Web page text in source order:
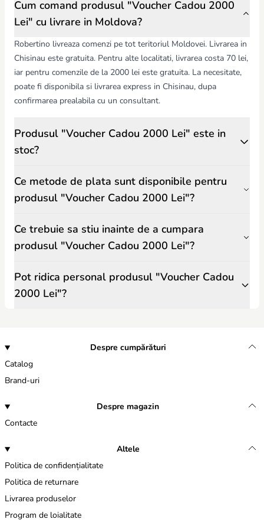
Cum comand produsul "Voucher Cadou 2000
Lei" cu livrare in Moldova?
Robertino livreaza comenzi pe tot teritoriul Moldovei. Livrarea in
Chisinau este gratuita. Pentru alte localitati, livrarea costa 70 lei,
iar pentru comenzile de la 2000 lei este gratuita. La necesitate,
poate fi disponibila si livrarea express in Chisinau, dupa
confirmarea prealabila cu un consultant.
Produsul "Voucher Cadou 2000 Lei" este in
stoc?
Ce metode de plata sunt disponibile pentru
produsul "Voucher Cadou 2000 Lei"?
Ce trebuie sa stiu inainte de a cumpara
produsul "Voucher Cadou 2000 Lei"?
Pot ridica personal produsul "Voucher Cadou
2000 Lei"?
Despre cumpărături
Catalog
Brand-uri
Despre magazin
Contacte
Altele
Politica de confidențialitate
Politica de returnare
Livrarea produselor
Program de loialitate